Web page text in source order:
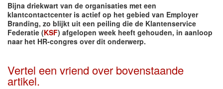
Bijna driekwart van de organisaties met een
klantcontactcenter is actief op het gebied van Employer
Branding, zo blijkt uit een peiling die de Klantenservice
Federatie (KSF) afgelopen week heeft gehouden, in aanloop
naar het HR-congres over dit onderwerp.
Vertel een vriend over bovenstaande
artikel.